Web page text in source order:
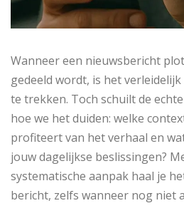
Wanneer een nieuwsbericht
gedeeld wordt, is het
te trekken. Toch schuilt de
hoe we het duiden: welke
profiteert van het verhaal en
jouw dagelijkse beslissingen?
systematische aanpak haal je
bericht, zelfs wanneer nog niet